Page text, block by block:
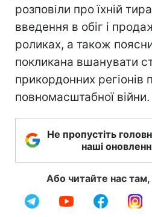
розповіли про їхній
введення в обіг і
роликах, а також
покликана вшанувати
прикордонних регіонів
повномасштабної війни.
Не пропустіть
наші
Або читайте нас